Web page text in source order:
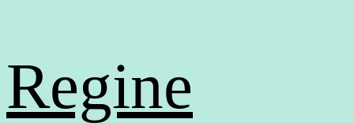
Regine